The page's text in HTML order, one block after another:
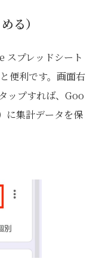
る）
スプレッドシート
便利です。画面右
ップすれば、Goo
に集計データを保